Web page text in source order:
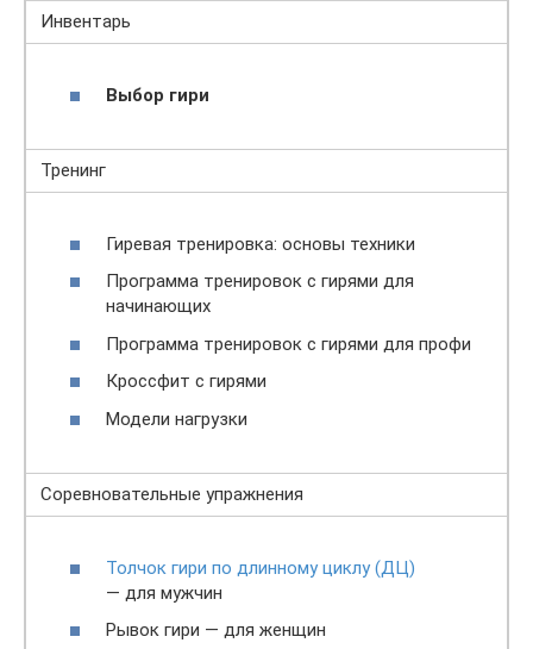
Инвентарь
Выбор гири
Тренинг
Гиревая тренировка: основы техники
Программа тренировок с гирями для
начинающих
Программа тренировок с гирями для профи
Кроссфит с гирями
Модели нагрузки
Соревновательные упражнения
Толчок гири по длинному циклу (ДЦ)
— для мужчин
Рывок гири — для женщин